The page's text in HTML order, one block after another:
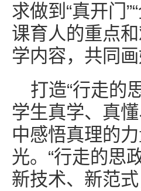
求做到“真开门
课育人的重点
学内容，共同
打造“行走的
学生真学、真
中感悟真理的
光。“行走的思
新技术、新范